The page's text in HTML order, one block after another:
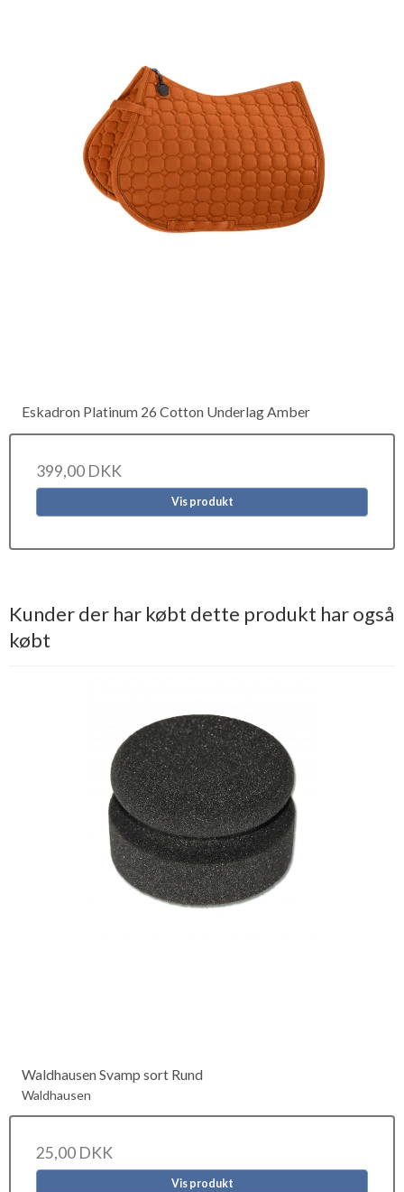
Eskadron Platinum 26 Cotton Underlag Amber
399,00 DKK
Vis produkt
Kunder der har købt dette produkt har også
købt
Waldhausen Svamp sort Rund
Waldhausen
25,00 DKK
Vis produkt